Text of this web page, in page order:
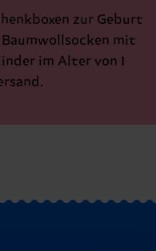
zur Geburt
mit
im Alter von 1